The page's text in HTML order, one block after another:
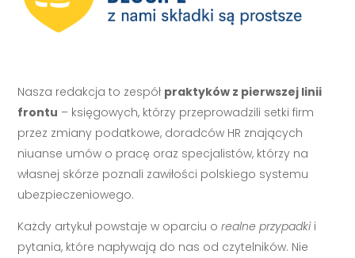
Nasza redakcja to zespół praktyków z pierwszej linii
frontu – księgowych, którzy przeprowadzili setki firm
przez zmiany podatkowe, doradców HR znających
niuanse umów o pracę oraz specjalistów, którzy na
własnej skórze poznali zawiłości polskiego systemu
ubezpieczeniowego.
Każdy artykuł powstaje w oparciu orealne przypadkii
pytania, które napływają do nas od czytelników. Nie